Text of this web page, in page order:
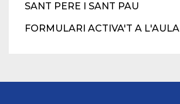
SANT PERE I SANT PAU
FORMULARI ACTIVA'T A L'AULA